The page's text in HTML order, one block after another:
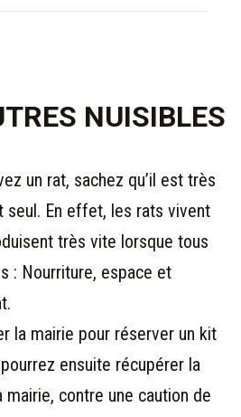
NUISIBLES
un rat, sachez qu’il est très
seul. En effet, les rats vivent
très vite lorsque tous
: Nourriture, espace et
la mairie pour réserver un kit
ensuite récupérer la
contre une caution de